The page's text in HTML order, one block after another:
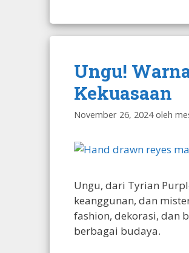
Ungu!
Kekuasaan
November 26, 2024 oleh
Ungu, dari Tyrian
keanggunan, dan
fashion, dekorasi, dan
berbagai budaya.